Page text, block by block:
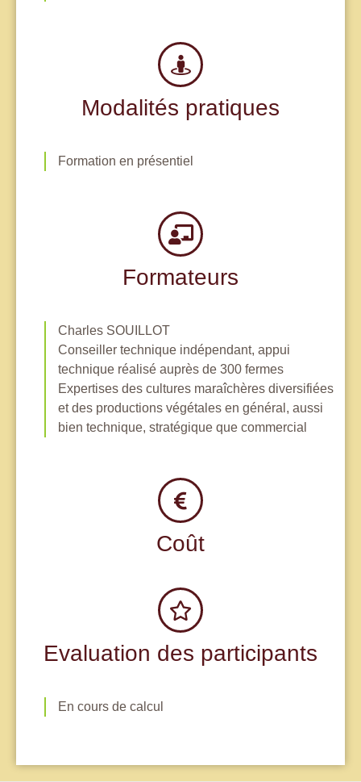
Modalités pratiques
Formation en présentiel
Formateurs
Charles SOUILLOT
Conseiller technique indépendant, appui
technique réalisé auprès de 300 fermes
Expertises des cultures maraîchères diversifiées
et des productions végétales en général, aussi
bien technique, stratégique que commercial
Coût
Evaluation des participants
En cours de calcul